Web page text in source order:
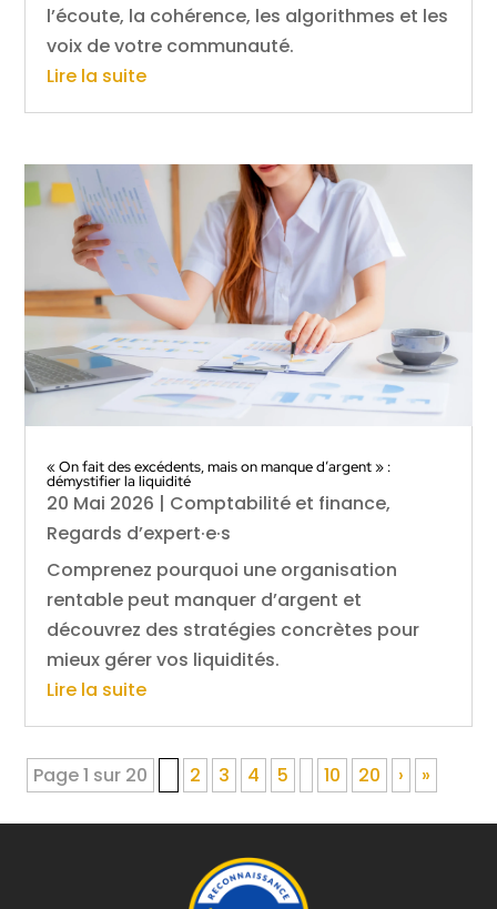
l’écoute, la cohérence, les algorithmes et les
voix de votre communauté.
Lire la suite
« On fait des excédents, mais on manque d’argent » :
démystifier la liquidité
20 Mai 2026 | Comptabilité et finance,
Regards d’expert·e·s
Comprenez pourquoi une organisation
rentable peut manquer d’argent et
découvrez des stratégies concrètes pour
mieux gérer vos liquidités.
Lire la suite
Page 1 sur 20 2 3 4 5 10 20 › »